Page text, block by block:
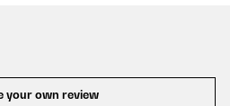
your own review